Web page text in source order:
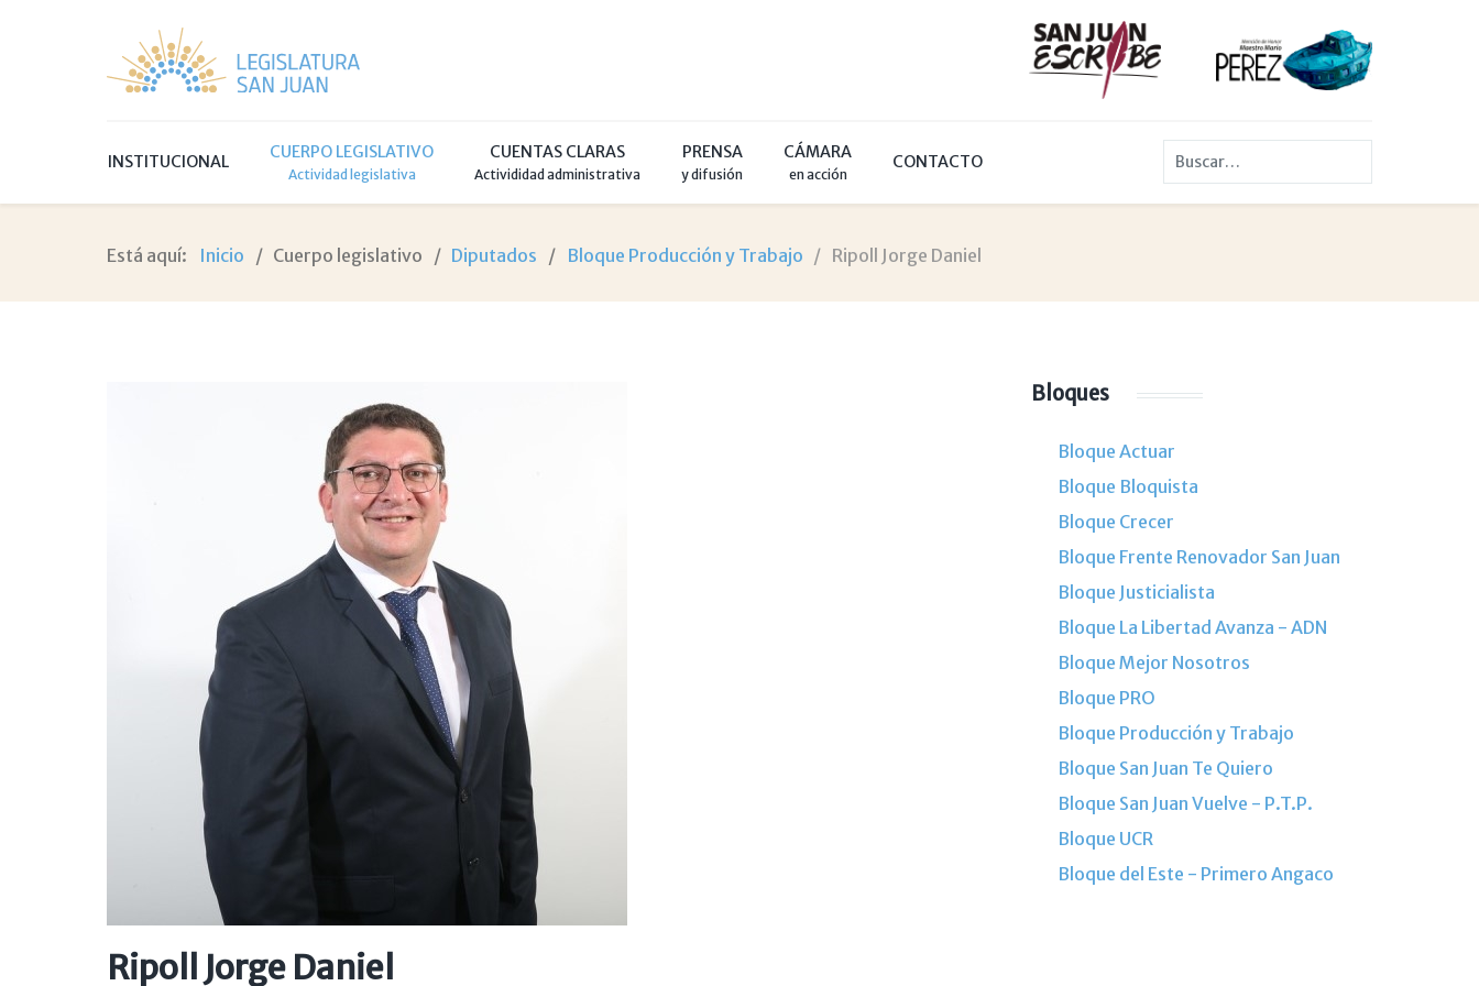
INSTITUCIONAL CUERPO LEGISLATIVO
Actividad legislativa
CUENTAS CLARAS
Activididad administrativa
PRENSA
y difusión
CÁMARA
en acción
CONTACTO Buscar
Está aquí: Inicio Cuerpo legislativo Diputados Bloque Producción y Trabajo Ripoll Jorge Daniel
Ripoll Jorge Daniel
Bloques
Bloque Actuar
Bloque Bloquista
Bloque Crecer
Bloque Frente Renovador San Juan
Bloque Justicialista
Bloque La Libertad Avanza - ADN
Bloque Mejor Nosotros
Bloque PRO
Bloque Producción y Trabajo
Bloque San Juan Te Quiero
Bloque San Juan Vuelve - P.T.P.
Bloque UCR
Bloque del Este - Primero Angaco